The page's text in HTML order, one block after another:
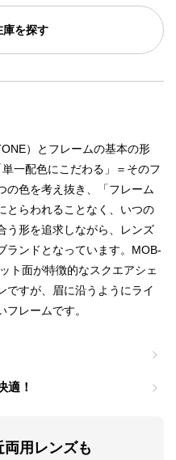
適！
用レンズも
庫を探す
）とフレームの基本の形
一配色にこだわる」＝そのフ
の色を考え抜き、「フレーム
とらわれることなく、いつの
う形を追求しながら、レンズ
ランドとなっています。MOB-
ト面が特徴的なスクエアシェ
ですが、眉に沿うようにライ
レームです。